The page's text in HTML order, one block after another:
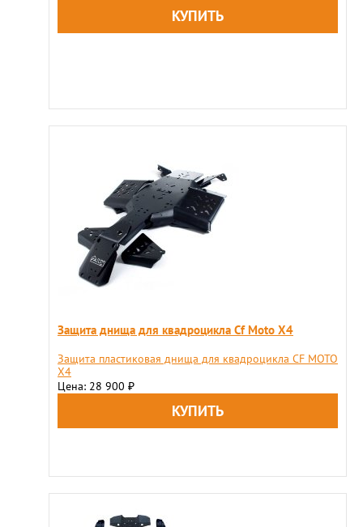
Защита днища для квадроцикла Cf Moto X4
Защита пластиковая днища для квадроцикла CF MOTO
X4
Цена: 28 900 ₽